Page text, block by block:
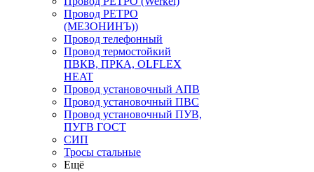
Провод РЕТРО
(МЕЗОНИНЪ))
Провод телефонный
Провод термостойкий
ПВКВ, ПРКА, OLFLEX
HEAT
Провод установочный АПВ
Провод установочный ПВС
Провод установочный ПУВ,
ПУГВ ГОСТ
СИП
Тросы стальные
Ещё